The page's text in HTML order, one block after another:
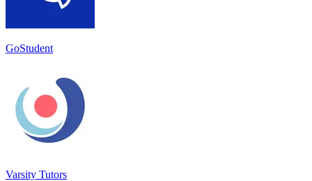
GoStudent
Varsity Tutors